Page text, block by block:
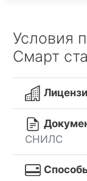
Условия
Смарт
СНИЛС